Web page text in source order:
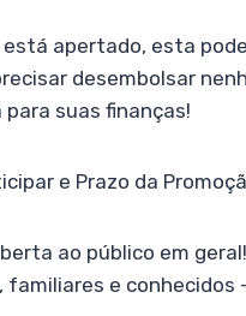
apertado, esta
desembolsar
suas finanças!
e Prazo da
ao público em
familiares e